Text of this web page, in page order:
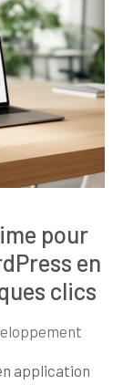
pour
en
clics
application